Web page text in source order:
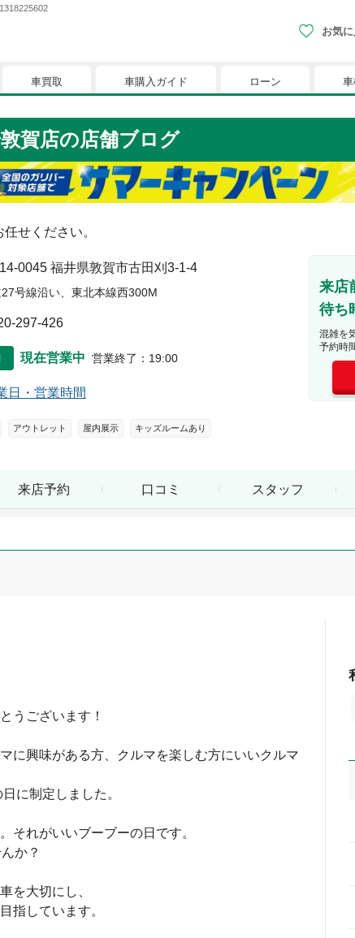
お気に
、お気に入りに登録されているおク
録すると、あなただけのお気に入りのクルマリストでい
※「お気に入り」の登録を可能にするためにCookie機能を
車買取 車購入ガイド ローン
賀店の店舗ブログ
せください。
0045 福井県敦賀市古田刈3-1-4
27号線沿い、東北本線西300M
297-426
現在営業中 営業終了 ： 19:00
日・営業時間
アウトレット 屋内展示 キッズルームあり
来店
待ち
混雑を
予約時
来店予約 口コミ スタッフ
うございます！
に興味がある方、クルマを楽しむ方にいいクルマ
に制定しました。
それがいいブーブーの日です。
か？
を大切にし、
指しています。